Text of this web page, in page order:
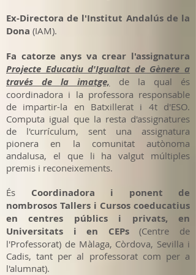
Ex-Directora de l'Institut Andalús de la
Dona (IAM).
Fa catorze anys va crear l'assignatura
Projecte Educatiu d'Igualtat de Gènere a
través de la imatge, de la qual és
coordinadora i la professora responsable
de impartir-la en Batxillerat i 4t d'ESO.
Computa igual que la resta d'assignatures
de l'currículum, sent una assignatura
pionera en la comunitat autònoma
andalusa, el que li ha valgut múltiples
premis i reconeixements.
És Coordinadora i ponent de
nombrosos Tallers i Cursos coeducatius
en centres públics i privats, en
Universitats i en CEPs(Centre de
l'Professorat) de Màlaga, Còrdova, Sevilla i
Cadis, tant per al professorat com per a
l'alumnat).